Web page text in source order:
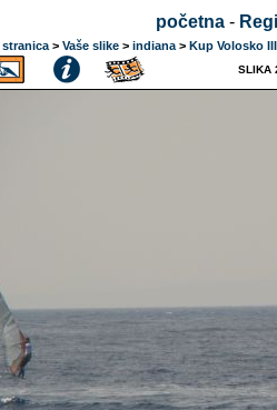
početna-
stranica > Vaše slike > indiana > Kup Volosko III
SLIKA